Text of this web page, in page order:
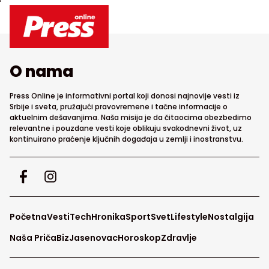
O nama
Press Online je informativni portal koji donosi najnovije vesti iz
Srbije i sveta, pružajući pravovremene i tačne informacije o
aktuelnim dešavanjima. Naša misija je da čitaocima obezbedimo
relevantne i pouzdane vesti koje oblikuju svakodnevni život, uz
kontinuirano praćenje ključnih događaja u zemlji i inostranstvu.
PočetnaVestiTechHronikaSportSvetLifestyleNostalgija
Naša PričaBizJasenovacHoroskopZdravlje